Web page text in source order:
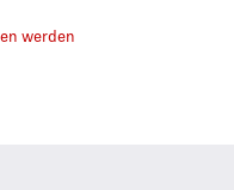
werden